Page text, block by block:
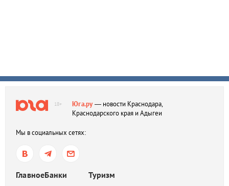
18+ Юга.ру— новости Краснодара,
Краснодарского края и Адыгеи
Мы в социальных сетях:
ГлавноеБанки Туризм